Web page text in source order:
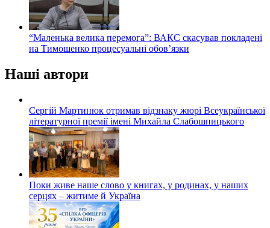
“Маленька велика перемога”: ВАКС скасував покладені
на Тимошенко процесуальні обов’язки
Наші автори
Сергій Мартинюк отримав відзнаку жюрі Всеукраїнської
літературної премії імені Михайла Слабошпицького
Поки живе наше слово у книгах, у родинах, у наших
серцях – житиме й Україна